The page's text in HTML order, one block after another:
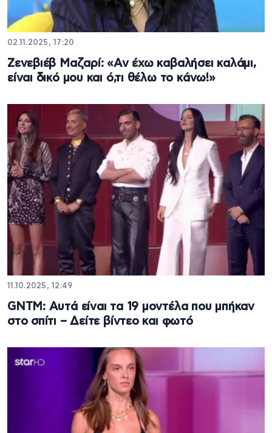
02.11.2025, 17:20
Ζενεβιέβ Μαζαρί: «Αν έχω καβαλήσει καλάμι,
είναι δικό μου και ό,τι θέλω το κάνω!»
11.10.2025, 12:49
GNTM: Αυτά είναι τα 19 μοντέλα που μπήκαν
στο σπίτι – Δείτε βίντεο και φωτό